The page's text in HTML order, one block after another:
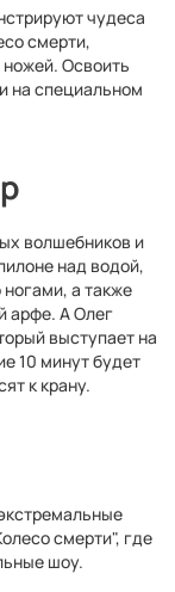
чудеса
смерти,
Освоить
на специальном
волшебников и
над водой,
а также
арфе. А Олег
выступает на
10 минут будет
к крану.
смерти", где
шоу.